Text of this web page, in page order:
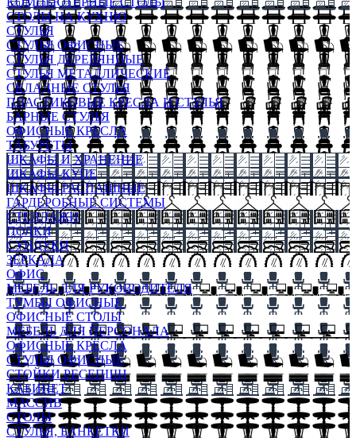
СТОЛЫ НА КУХНЮ
СТУЛЬЯ
СТУЛЬЯ ОФИСНЫЕ
СТУЛЬЯ ДЕРЕВЯННЫЕ
СТУЛЬЯ МЕТАЛЛИЧЕСКИЕ
СКЛАДНЫЕ СТУЛЬЯ
ПЛАСТИКОВЫЕ КРЕСЛА И СТУЛЬЯ
БАРНЫЕ СТУЛЬЯ
ОФИСНЫЕ КРЕСЛА
ТАБУРЕТЫ
ШКАФЫ И ХРАНЕНИЕ
ШКАФЫ-КУПЕ
ШКАФЫ-РАСПАШНЫЕ
ГАРДЕРОБНЫЕ СИСТЕМЫ
СТЕЛЛАЖИ
ПОЛКИ
СУНДУКИ
ЗЕРКАЛА
ОФИС
МЕБЕЛЬ ДЛЯ РУКОВОДИТЕЛЯ
ТУМБЫ ОФИСНЫЕ
ОФИСНЫЕ СТОЛЫ
МЕБЕЛЬ ДЛЯ ПЕРСОНАЛА
ОФИСНЫЕ КРЕСЛА
СТУЛЬЯ ОФИСНЫЕ
СТОЙКИ РЕСЕПШН
КАБИНЕТ
МАССИВ
СТОЛЫ
СТУЛЬЯ, БАНКЕТКИ